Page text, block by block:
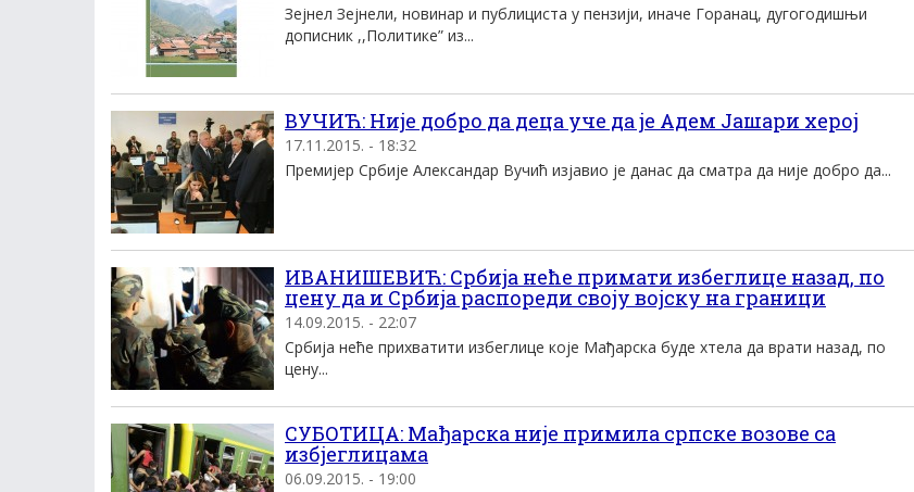
Зејнел Зејнели, новинар и публициста у пензији, иначе Горанац, дугогодишњи
дописник ,,Политике” из...
ВУЧИЋ: Није добро да деца уче да је Адем Јашари херој
17.11.2015. - 18:32
Премијер Србије Александар Вучић изјавио је данас да сматра да није добро да...
ИВАНИШЕВИЋ: Србија неће примати избеглице назад, по
цену да и Србија распореди своју војску на граници
14.09.2015. - 22:07
Србија неће прихватити избеглице које Мађарска буде хтела да врати назад, по
цену...
СУБОТИЦА: Мађарска није примила српске возове са
избјеглицама
06.09.2015. - 19:00